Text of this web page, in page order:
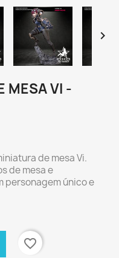

MESA VI -
de mesa Vi.
de mesa e
personagem único e
favorite_border